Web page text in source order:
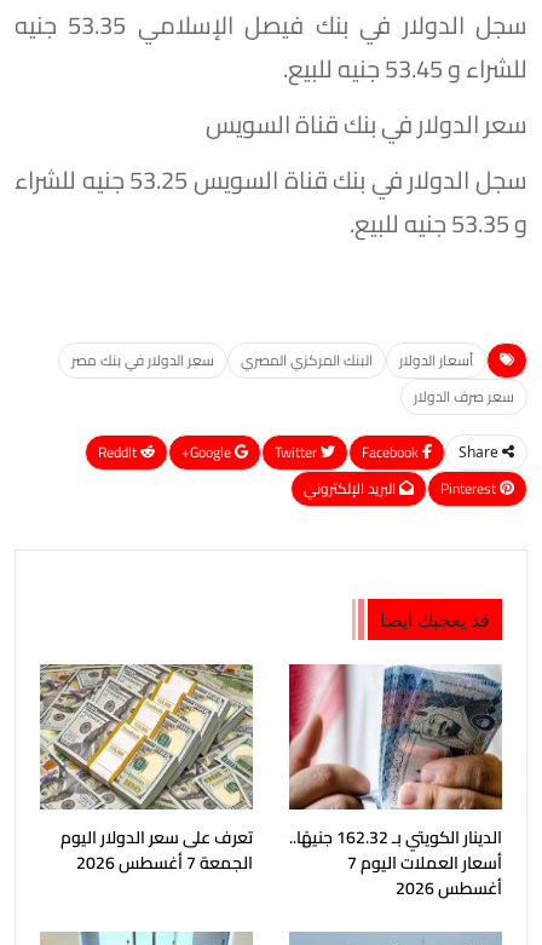
سجل الدولار في بنك فيصل الإسلامي 53.35 جنيه
للشراء و 53.45 جنيه للبيع.
سعر الدولار في بنك قناة السويس
سجل الدولار في بنك قناة السويس 53.25 جنيه للشراء
و 53.35 جنيه للبيع.
أسعار الدولار البنك المركزي المصري
سعر الدولار في بنك مصر
سعر صرف الدولار
Share
Google+
ReddIt
Pinterest
البريد الإلكتروني
قد يعجبك ايضا
الدينار الكويتي بـ 162.32 جنيهًا..
أسعار العملات اليوم 7
أغسطس 2026
تعرف على سعر الدولار اليوم
الجمعة 7 أغسطس 2026